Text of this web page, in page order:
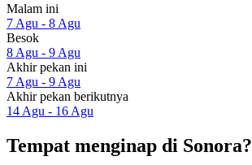
Malam ini
7 Agu - 8 Agu
Besok
8 Agu - 9 Agu
Akhir pekan ini
7 Agu - 9 Agu
Akhir pekan berikutnya
14 Agu - 16 Agu
Tempat menginap di Sonora?